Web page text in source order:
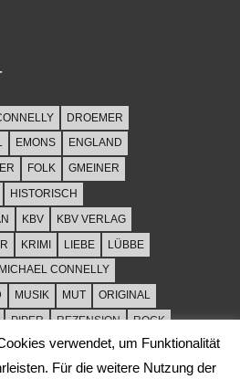
DROEMER
EMONS
ENGLAND
FOLK
GMEINER
HISTORISCH
KBV
KBV VERLAG
KRIMI LIEBE
LÜBBE
MICHAEL CONNELLY
MUSIK MUT
ORIGINAL
PIPER REZENSION
ROCK
ROWOHLT
SACHBUCH
TOD ULLSTEIN
verwendet, um Funktionalität
Für die weitere Nutzung der